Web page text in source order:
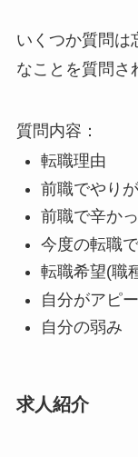
いくつか質問は
なことを質問さ
質問内容：
転職理由
前職でやり
前職で辛か
今度の転職
転職希望(職
自分がアピ
自分の弱み
求人紹介